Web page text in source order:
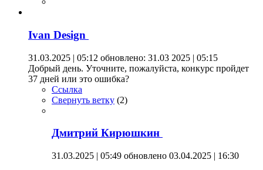
Ivan Design
31.03.2025 | 05:12 обновлено: 31.03 2025 | 05:15
Добрый день. Уточните, пожалуйста, конкурс пройдет
37 дней или это ошибка?
Ссылка
Свернуть ветку (2)
Дмитрий Кирюшкин
31.03.2025 | 05:49 обновлено 03.04.2025 | 16:30